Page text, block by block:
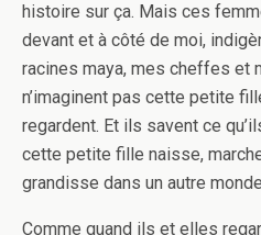
histoire sur ça. Mais ces
devant et à côté de moi,
racines maya, mes cheffes et
n’imaginent pas cette petite
regardent. Et ils savent ce
cette petite fille naisse,
grandisse dans un autre
Comme quand ils et elles